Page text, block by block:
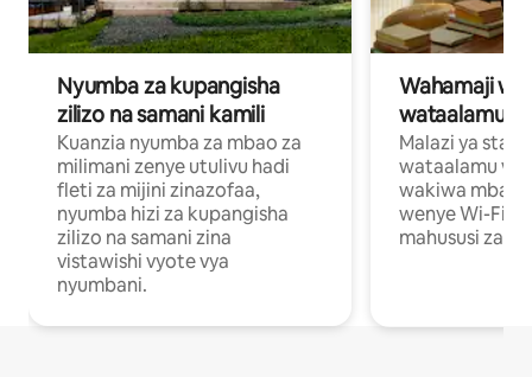
Nyumba za kupangisha
zilizo na samani kamili
Kuanzia nyumba za mbao za
milimani zenye utulivu hadi
fleti za mijini zinazofaa,
nyumba hizi za kupangisha
zilizo na samani zina
vistawishi vyote vya
nyumbani.
Wahamaji
wataalamu
Malazi ya
wataalamu
wakiwa mbali
wenye Wi-Fi
mahususi za